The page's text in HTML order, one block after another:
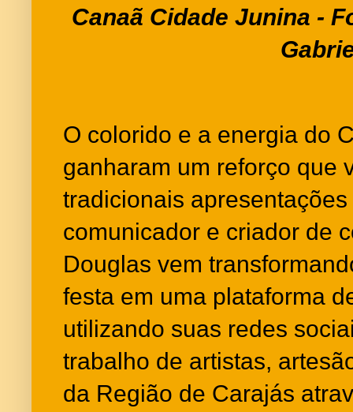
Canaã Cidade Junina -
O colorido e a energia do
ganharam um reforço que
tradicionais
comunicador e criador de
Douglas vem
festa em uma plataforma
utilizando suas redes
trabalho de artistas,
da Região de Carajás